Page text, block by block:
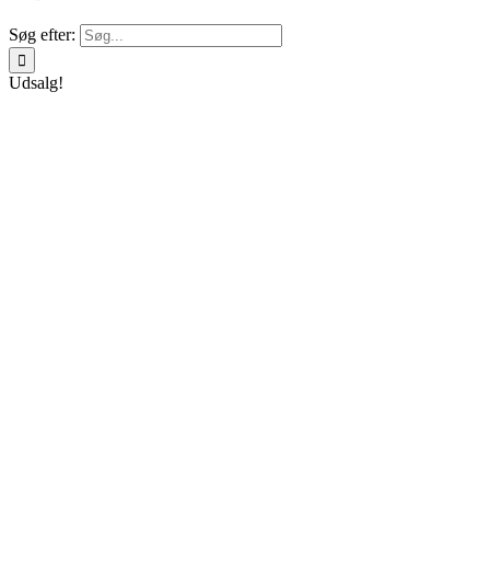
Søg efter:
Udsalg!